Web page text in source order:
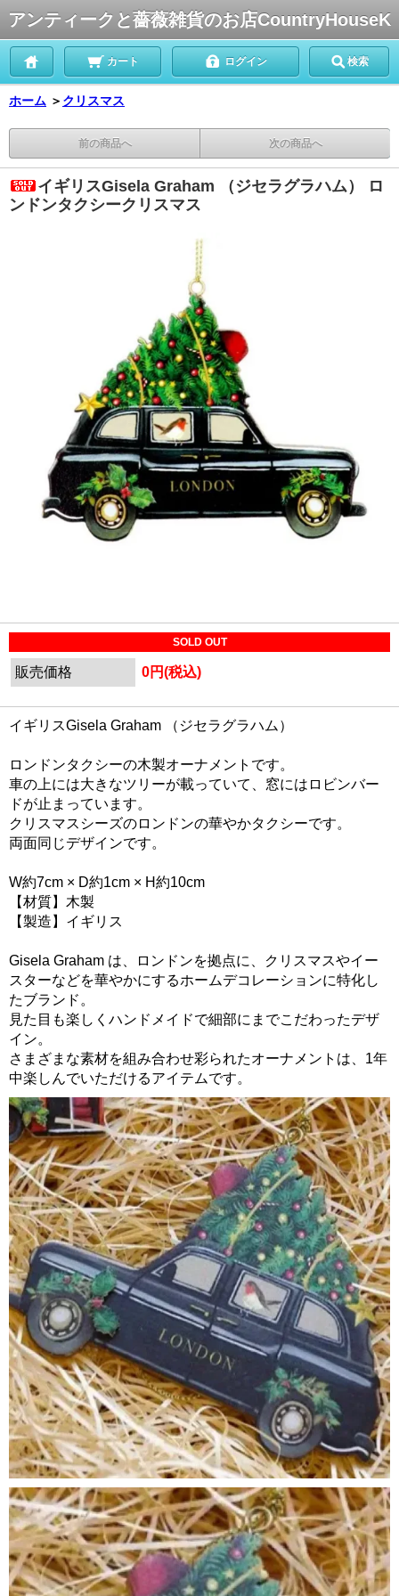
アンティークと薔薇雑貨のお店CountryHouseK
カート ログイン 検索
ホーム ＞ クリスマス
前の商品へ 次の商品へ
イギリスGisela Graham （ジセラグラハム） ロ
ンドンタクシークリスマス
SOLD OUT
販売価格 0円(税込)
イギリスGisela Graham （ジセラグラハム）
ロンドンタクシーの木製オーナメントです。
車の上には大きなツリーが載っていて、窓にはロビンバー
ドが止まっています。
クリスマスシーズのロンドンの華やかタクシーです。
両面同じデザインです。
W約7cm × D約1cm × H約10cm
【材質】木製
【製造】イギリス
Gisela Graham は、ロンドンを拠点に、クリスマスやイー
スターなどを華やかにするホームデコレーションに特化し
たブランド。
見た目も楽しくハンドメイドで細部にまでこだわったデザ
イン。
さまざまな素材を組み合わせ彩られたオーナメントは、1年
中楽しんでいただけるアイテムです。